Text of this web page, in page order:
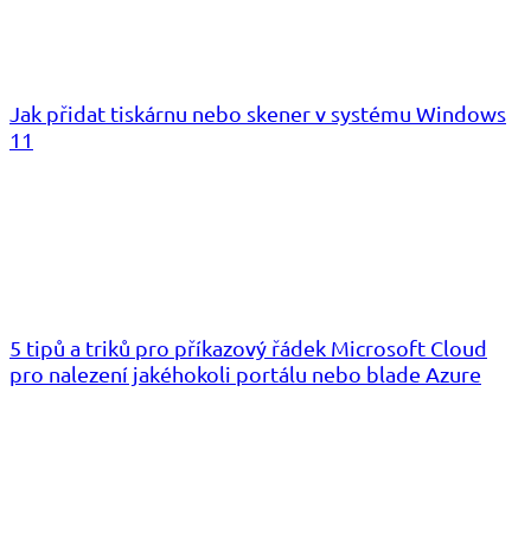
Jak přidat tiskárnu nebo skener v systému Windows
11
5 tipů a triků pro příkazový řádek Microsoft Cloud
pro nalezení jakéhokoli portálu nebo blade Azure